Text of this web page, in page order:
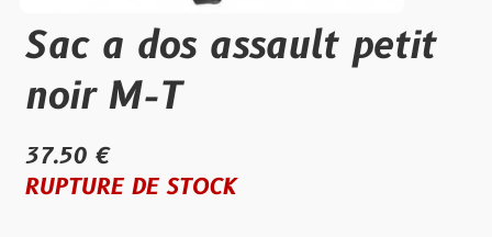
Sac a dos assault petit
noir M-T
37.50 €
RUPTURE DE STOCK